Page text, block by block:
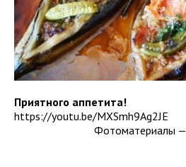
Приятного аппетита!
https://youtu.be/MXSmh9Ag2JE
Фотоматериалы —